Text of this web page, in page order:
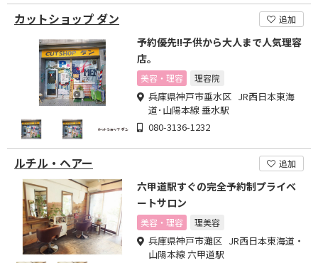
カットショップ ダン 追加
予約優先!!子供から大人まで人気理容
店。
美容・理容 理容院
兵庫県神戸市垂水区 JR西日本東海
道･山陽本線 垂水駅
080-3136-1232
ルチル・ヘアー 追加
六甲道駅すぐの完全予約制プライベ
ートサロン
美容・理容 理美容
兵庫県神戸市灘区 JR西日本東海道・
山陽本線 六甲道駅